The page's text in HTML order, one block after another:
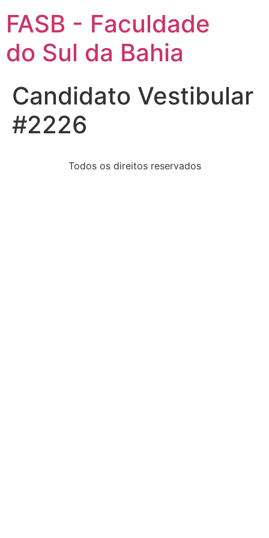
FASB - Faculdade
do Sul da Bahia
Candidato Vestibular
#2226
Todos os direitos reservados